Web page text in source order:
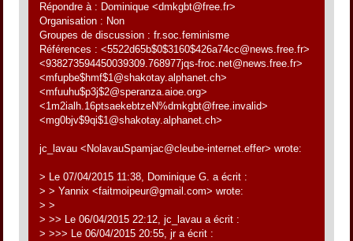
Répondre à : Dominique <dmkgbt@free.fr>
Organisation : Non
Groupes de discussion : fr.soc.feminisme
Références : <5522d65b$0$3160$426a74cc@news.free.fr>
<938273594450039309.768977jqs-froc.net@news.free.fr>
<mfupbe$hmf$1@shakotay.alphanet.ch>
<mfuuhu$p3j$2@speranza.aioe.org>
<1m2ialh.16ptsaekebtzeN%dmkgbt@free.invalid>
<mg0bjv$9qi$1@shakotay.alphanet.ch>
jc_lavau <NolavauSpamjac@cleube-internet.effer> wrote:
> Le 07/04/2015 11:38, Dominique G. a écrit :
> > Yannix <faitmoipeur@gmail.com> wrote:
> >
> >> Le 06/04/2015 22:12, jc_lavau a écrit :
> >>> Le 06/04/2015 20:55, jr a écrit :